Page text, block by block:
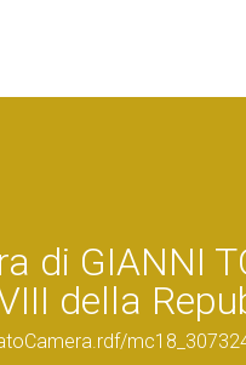
di GIANNI
della